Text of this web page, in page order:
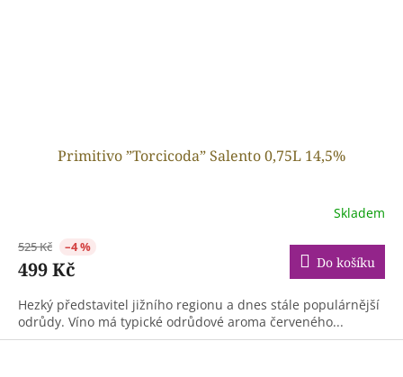
Primitivo ”Torcicoda” Salento 0,75L 14,5%
Skladem
525 Kč –4 %
499 Kč Do košíku
Hezký představitel jižního regionu a dnes stále populárnější
odrůdy. Víno má typické odrůdové aroma červeného...
Z